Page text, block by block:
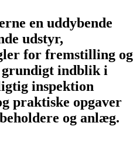
en uddybende
udstyr,
for fremstilling og
grundigt indblik i
inspektion
praktiske opgaver
og anlæg.